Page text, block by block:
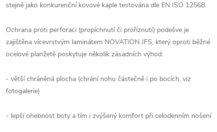
stejně jako konkurenční kovové kaple testována dle EN ISO 12568.
Ochrana proti perforaci (propíchnutí či proříznutí) podešve je
zajištěna vícevrstvým laminátem NOVATION JFS, který oproti běžné
ocelové planžetě poskytuje několik zásadních výhod:
- větší chráněná plocha (chrání nohu částečně i po bocích, viz
fotogalerie)
- lepší ohebnost boty a tím i zvýšený komfort při celodenním nošení